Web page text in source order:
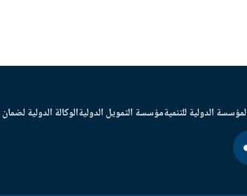
الدولية للتنميةمؤسسة التمويل الدوليةالوكالة الدولية